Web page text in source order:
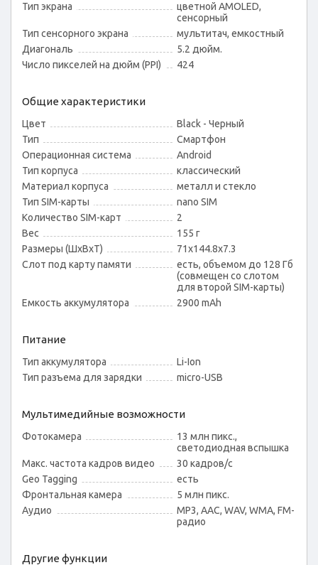
Тип экрана
цветной AMOLED,
сенсорный
Тип сенсорного экрана
мультитач, емкостный
Диагональ
5.2 дюйм.
Число пикселей на дюйм (PPI)
424
Общие характеристики
Цвет
Black - Черный
Тип
Смартфон
Операционная система
Android
Тип корпуса
классический
Материал корпуса
металл и стекло
Тип SIM-карты
nano SIM
Количество SIM-карт
2
Вес
155 г
Размеры (ШxВxТ)
71x144.8x7.3
Слот под карту памяти
есть, объемом до 128 Гб
(совмещен со слотом
для второй SIM-карты)
Емкость аккумулятора
2900 mAh
Питание
Тип аккумулятора
Li-Ion
Тип разъема для зарядки
micro-USB
Мультимедийные возможности
Фотокамера
13 млн пикс.,
светодиодная вспышка
Макс. частота кадров видео
30 кадров/с
Geo Tagging
есть
Фронтальная камера
5 млн пикс.
Аудио
MP3, AAC, WAV, WMA, FM-
радио
Другие функции